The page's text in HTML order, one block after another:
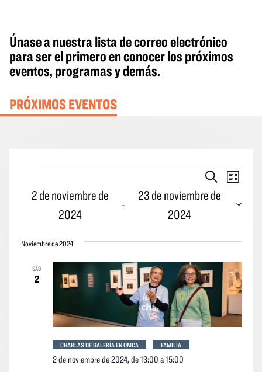
Únase a nuestra lista de correo electrónico
para ser el primero en conocer los próximos
eventos, programas y demás.
PRÓXIMOS EVENTOS
Eventos
Búsqueda
Buscar
las
de
los
Lista
2 de noviembre de
2024
-
23 de noviembre de
2024
la
Noviembre de 2024
SÁB
2
2 de noviembre de 2024, de 13:00 a15:00
CHARLAS DE GALERÍA EN OMCA FAMILIA